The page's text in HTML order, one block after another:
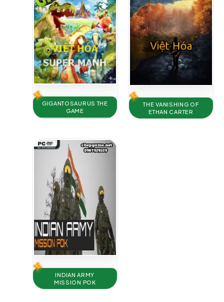
GIGANTOSAURUS THE
GAME
THE VANISHING OF
ETHAN CARTER
INDIAN ARMY
MISSION POK